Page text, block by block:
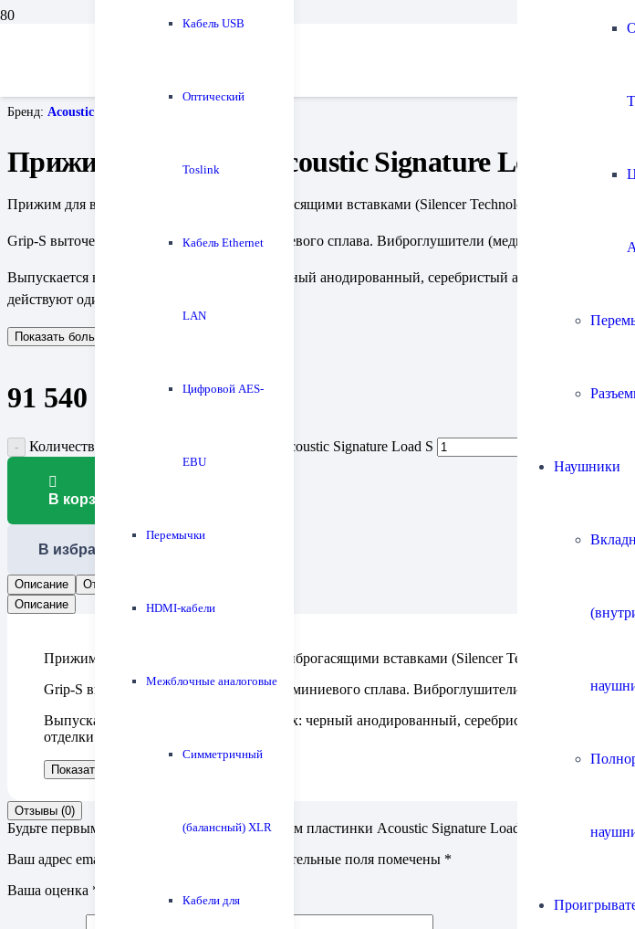
Кабель USB
Оптический
Toslink
Кабель Ethernet
LAN
Цифровой AES-
EBU
Перемычки
HDMI-кабели
Межблочные аналоговые
Симметричный
(балансный) XLR
Кабели для
Наушники
Бренд: Acoustic Signature
Прижим пластинки Acoustic Signature Load S
Прижим для виниловых пластинок с виброгасящими вставками (Silencer Technology). Для
Grip-S выточен на станке с ЧПУ из алюминиевого сплава. Виброглушители (медные цилиндры)
Выпускается в трех цветовых вариантах: черный анодированный, серебристый анодированный,
действуют одинаково.
Показать больше
91 540
Количество товара Прижим пластинки Acoustic Signature Load S
В корзину
В избранное
Описание
Отзывы (0)
Описание
Прижим для виниловых пластинок с виброгасящими вставками (Silencer Technology). Для
Grip-S выточен на станке с ЧПУ из алюминиевого сплава. Виброглушители (медные
Выпускается в трех цветовых вариантах: черный анодированный, серебристый
отделки действуют одинаково.
Показать больше
Отзывы (0)
Будьте первым, кто оставил отзыв на “Прижим пластинки Acoustic Signature Load S”
Ваш адрес email не будет опубликован.
Обязательные поля помечены *
Ваша оценка *